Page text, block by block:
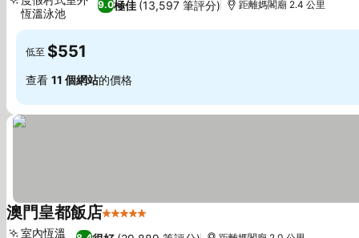
9.0極佳 (13,597 筆評分)
恆溫泳池
距離媽閣廟 2.4 公里
低至 $551
查看 11 個網站的價格
澳門皇都飯店5 星級
室內恆溫